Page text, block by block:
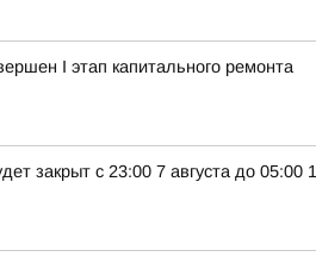
I этап капитального ремонта
закрыт с 23:00 7 августа до 05:00